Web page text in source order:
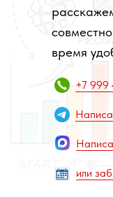
+7 999
или
время